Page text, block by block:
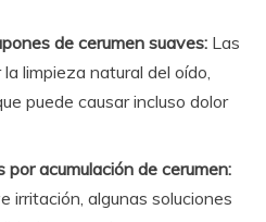
de cerumen suaves: Las
limpieza natural del oído,
puede causar incluso dolor
acumulación de cerumen:
irritación, algunas soluciones